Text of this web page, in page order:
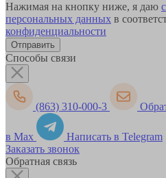
Нажимая на кнопку ниже, я даю
персональных данных в
конфиденциальности
Способы связи
(863) 310-000-3
в Max
Написать в Telegram
Заказать звонок
Обратная связь